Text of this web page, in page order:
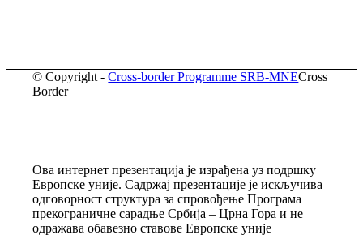
© Copyright -Cross-border Programme SRB-MNECross
Border
Ова интернет презентација је израђена уз подршку
Европске уније. Садржај презентације је искључива
одговорност структура за спровођење Програма
прекограничне сарадње Србија – Црна Гора и не
одражава обавезно ставове Европске уније